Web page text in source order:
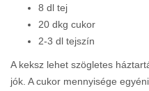
8 dl tej
20 dkg cukor
2-3 dl tejszín
A keksz lehet szögletes
jók. A cukor mennyisége